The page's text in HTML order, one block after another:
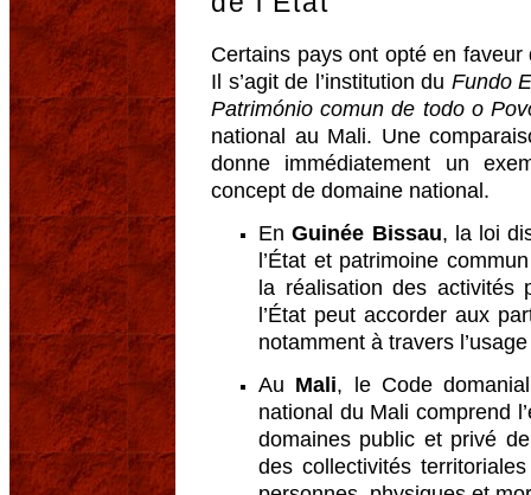
Certains pays ont opté en
Il s’agit de l’institution du Fundo
Património comun de todo o
national au Mali. Une
donne immédiatement un
concept de domaine national.
EnGuinée Bissau, la loi
l’État et patrimoine
la réalisation des activités
l’État peut accorder aux
notamment à travers
Au Mali, le Code
national du Mali comprend
domaines public et privé
des collectivités